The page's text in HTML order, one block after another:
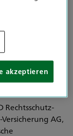
werden
Global SE, HDI
AG, HDI
Rechtsschutz-
AG,
akzeptieren